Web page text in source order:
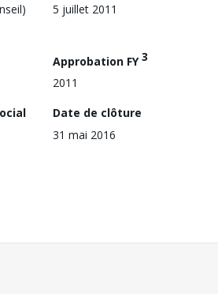
5 juillet 2011
Approbation FY3
2011
Date de clôture
31 mai 2016